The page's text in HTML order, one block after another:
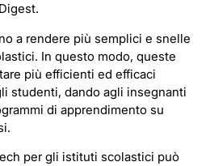
a rendere più semplici e snelle
In questo modo, queste
più efficienti ed efficaci
studenti, dando agli insegnanti
di apprendimento su
per gli istituti scolastici può